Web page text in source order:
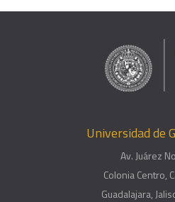
Universidad de
Av. Juárez
Colonia Centro,
Guadalajara,